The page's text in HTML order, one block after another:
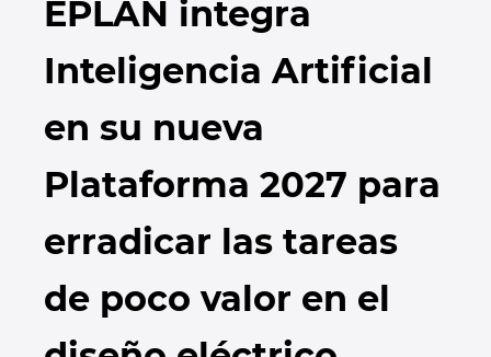
EPLAN integra
Inteligencia Artificial
en su nueva
Plataforma 2027 para
erradicar las tareas
de poco valor en el
Marítima
Automatización de edificios
Casos de éxito
Automatización de edificios
Configuración
EPLAN Data Portal
EPLAN Collaboration Apps
Localizaciones
Brunei
Bulgaria
Canada
Chile
China
China Taiwan
Colombia